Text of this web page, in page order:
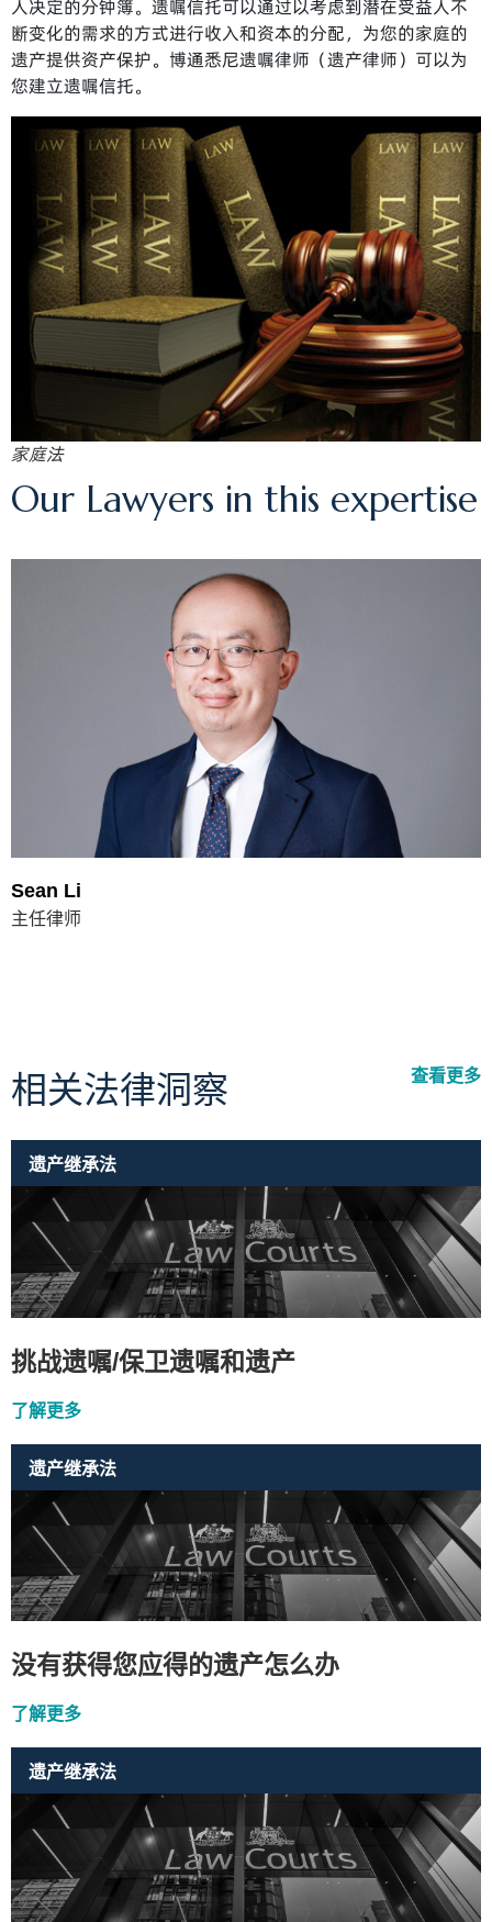
人决定的分钟簿。遗嘱信托可以通过以考虑到潜在受益人不
断变化的需求的方式进行收入和资本的分配，为您的家庭的
遗产提供资产保护。博通悉尼遗嘱律师（遗产律师）可以为
您建立遗嘱信托。
家庭法
Our Lawyers in this expertise
Sean Li
主任律师
相关法律洞察 查看更多
遗产继承法
挑战遗嘱/保卫遗嘱和遗产
了解更多
遗产继承法
没有获得您应得的遗产怎么办
了解更多
遗产继承法